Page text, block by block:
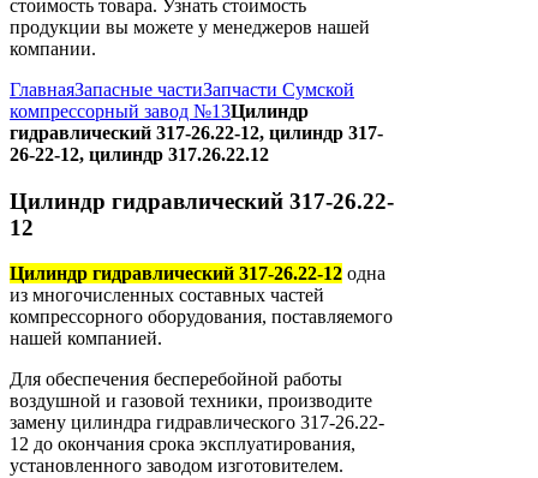
стоимость товара. Узнать стоимость
продукции вы можете у менеджеров нашей
компании.
ГлавнаяЗапасные частиЗапчасти Сумской
компрессорный завод №13Цилиндр
гидравлический 317-26.22-12, цилиндр 317-
26-22-12, цилиндр 317.26.22.12
Цилиндр гидравлический 317-26.22-
12
Цилиндр гидравлический 317-26.22-12 одна
из многочисленных составных частей
компрессорного оборудования, поставляемого
нашей компанией.
Для обеспечения бесперебойной работы
воздушной и газовой техники, производите
замену цилиндра гидравлического 317-26.22-
12 до окончания срока эксплуатирования,
установленного заводом изготовителем.